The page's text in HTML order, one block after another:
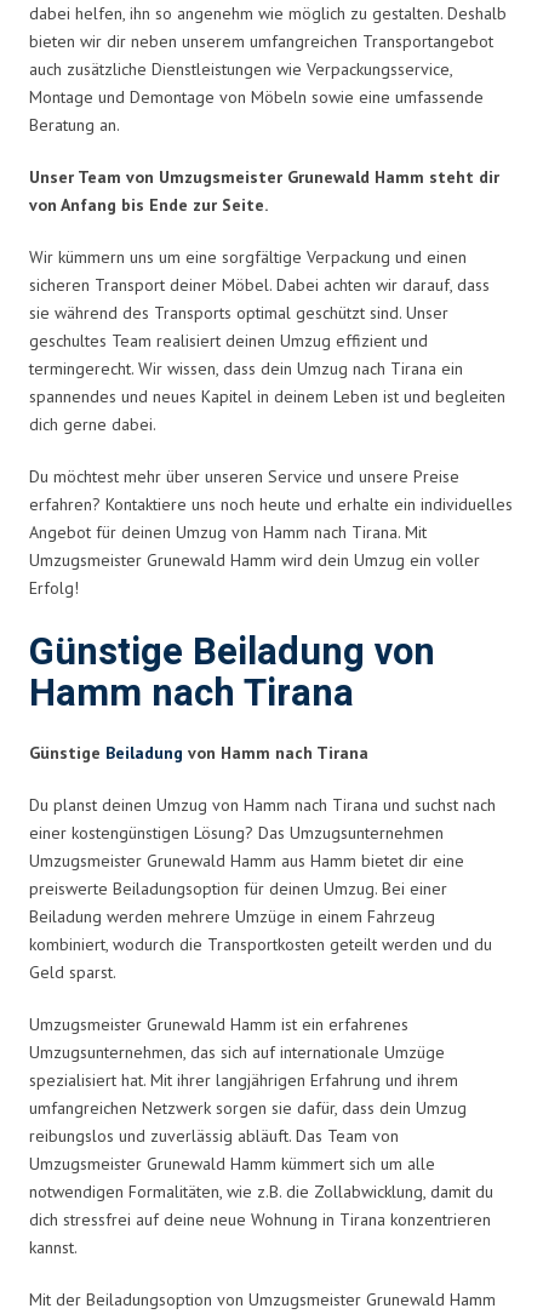
dabei helfen, ihn so angenehm wie möglich zu gestalten. Deshalb
bieten wir dir neben unserem umfangreichen Transportangebot
auch zusätzliche Dienstleistungen wie Verpackungsservice,
Montage und Demontage von Möbeln sowie eine umfassende
Beratung an.
Unser Team von Umzugsmeister Grunewald Hamm steht dir
von Anfang bis Ende zur Seite.
Wir kümmern uns um eine sorgfältige Verpackung und einen
sicheren Transport deiner Möbel. Dabei achten wir darauf, dass
sie während des Transports optimal geschützt sind. Unser
geschultes Team realisiert deinen Umzug effizient und
termingerecht. Wir wissen, dass dein Umzug nach Tirana ein
spannendes und neues Kapitel in deinem Leben ist und begleiten
dich gerne dabei.
Du möchtest mehr über unseren Service und unsere Preise
erfahren? Kontaktiere uns noch heute und erhalte ein individuelles
Angebot für deinen Umzug von Hamm nach Tirana. Mit
Umzugsmeister Grunewald Hamm wird dein Umzug ein voller
Erfolg!
Günstige Beiladung von
Hamm nach Tirana
Günstige Beiladung von Hamm nach Tirana
Du planst deinen Umzug von Hamm nach Tirana und suchst nach
einer kostengünstigen Lösung? Das Umzugsunternehmen
Umzugsmeister Grunewald Hamm aus Hamm bietet dir eine
preiswerte Beiladungsoption für deinen Umzug. Bei einer
Beiladung werden mehrere Umzüge in einem Fahrzeug
kombiniert, wodurch die Transportkosten geteilt werden und du
Geld sparst.
Umzugsmeister Grunewald Hamm ist ein erfahrenes
Umzugsunternehmen, das sich auf internationale Umzüge
spezialisiert hat. Mit ihrer langjährigen Erfahrung und ihrem
umfangreichen Netzwerk sorgen sie dafür, dass dein Umzug
reibungslos und zuverlässig abläuft. Das Team von
Umzugsmeister Grunewald Hamm kümmert sich um alle
notwendigen Formalitäten, wie z.B. die Zollabwicklung, damit du
dich stressfrei auf deine neue Wohnung in Tirana konzentrieren
kannst.
Mit der Beiladungsoption von Umzugsmeister Grunewald Hamm